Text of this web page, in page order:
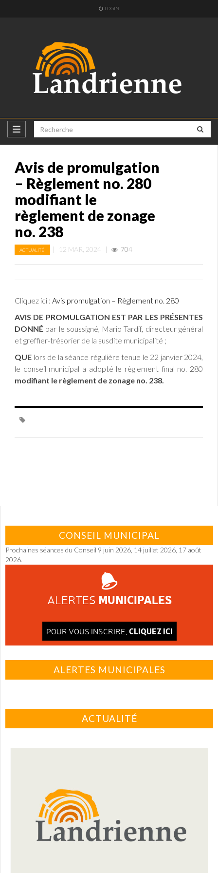
LOGIN
Avis de promulgation
– Règlement no. 280
modifiant le
règlement de zonage
no. 238
ACTUALITÉ | 12 MAR, 2024 | 704
Cliquez ici : Avis promulgation – Règlement no. 280
AVIS DE PROMULGATION EST PAR LES PRÉSENTES
DONNÉ par le soussigné, Mario Tardif, directeur général
et greffier-trésorier de la susdite municipalité ;
QUE lors de la séance régulière tenue le 22 janvier 2024,
le conseil municipal a adopté le règlement final no. 280
modifiant le règlement de zonage no. 238.
CONSEIL MUNICIPAL
Prochaines séances du Conseil 9 juin 2026, 14 juillet 2026, 17 août
2026.
ALERTES MUNICIPALES
POUR VOUS INSCRIRE, CLIQUEZ ICI
ALERTES MUNICIPALES
ACTUALITÉ